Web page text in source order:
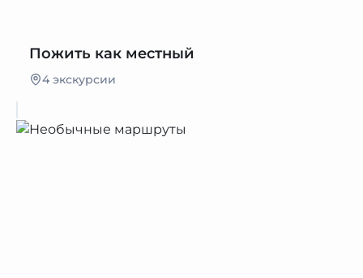
Пожить как местный
4 экскурсии